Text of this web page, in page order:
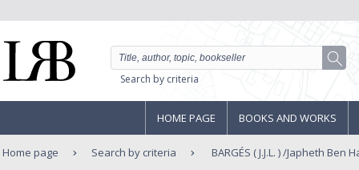
Search by criteria
HOME PAGE BOOKS AND WORKS
Home page Search by criteria BARGÉS ( J.J.L. ) /Japheth Ben